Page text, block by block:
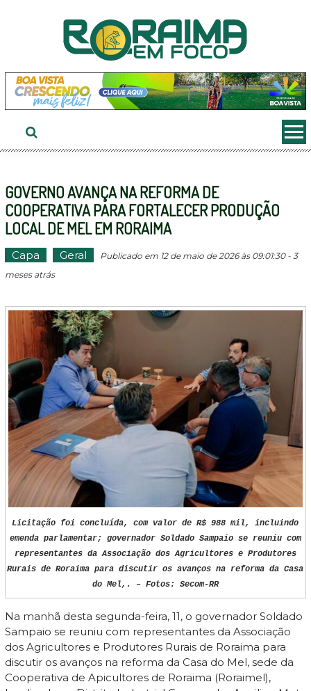
GOVERNO AVANÇA NA REFORMA DE
COOPERATIVA PARA FORTALECER PRODUÇÃO
LOCAL DE MEL EM RORAIMA
Capa Geral
Publicado em 12 de maio de 2026 às 09:01:30 - 3
meses atrás
Licitação foi concluída, com valor de R$ 988 mil, incluindo
emenda parlamentar; governador Soldado Sampaio se reuniu com
representantes da Associação dos Agricultores e Produtores
Rurais de Roraima para discutir os avanços na reforma da Casa
do Mel,. – Fotos: Secom-RR
Na manhã desta segunda-feira, 11, o governador Soldado
Sampaio se reuniu com representantes da Associação
dos Agricultores e Produtores Rurais de Roraima para
discutir os avanços na reforma da Casa do Mel, sede da
Cooperativa de Apicultores de Roraima (Roraimel),